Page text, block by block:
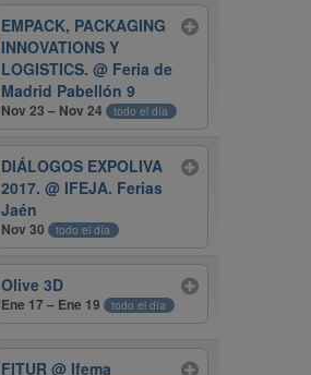
EMPACK, PACKAGING
INNOVATIONS Y
LOGISTICS.@ Feria de
Madrid Pabellón 9
Nov 23 – Nov 24 todo el día
DIÁLOGOS EXPOLIVA
2017.@ IFEJA. Ferias
Jaén
Nov 30 todo el día
Olive 3D
Ene 17 – Ene 19 todo el día
FITUR@ Ifema